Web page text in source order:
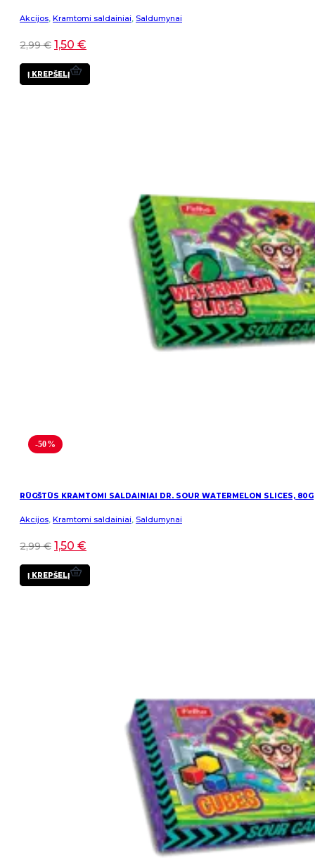
Akcijos, Kramtomi saldainiai, Saldumynai
2,99€ 1,50 €
Į KREPŠELĮ
-50%
RŪGŠTŪS KRAMTOMI SALDAINIAI DR. SOUR WATERMELON SLICES, 80G
Akcijos, Kramtomi saldainiai, Saldumynai
2,99€ 1,50 €
Į KREPŠELĮ